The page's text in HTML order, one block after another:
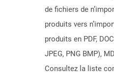
de fichiers de
produits vers
produits en PDF,
JPEG, PNG BMP),
Consultez la liste